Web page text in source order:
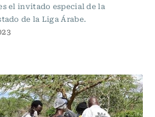
el invitado especial de la
de la Liga Árabe.